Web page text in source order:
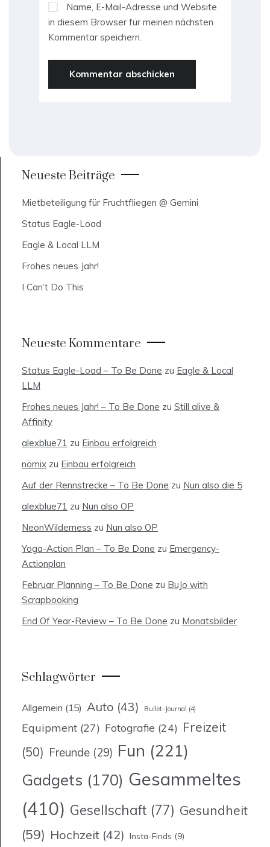
Name, E-Mail-Adresse und Website
in diesem Browser für meinen nächsten
Kommentar speichern.
Neueste Beiträge
Mietbeteiligung für Fruchtfliegen @ Gemini
Status Eagle-Load
Eagle & Local LLM
Frohes neues Jahr!
I Can’t Do This
Neueste Kommentare
Status Eagle-Load – To Be Done zu Eagle & Local
LLM
Frohes neues Jahr! – To Be Done zu Still alive &
Affinity
alexblue71 zu Einbau erfolgreich
nömix zu Einbau erfolgreich
Auf der Rennstrecke – To Be Done zu Nun also die 5
alexblue71 zu Nun also OP
NeonWilderness zu Nun also OP
Yoga-Action Plan – To Be Done zu Emergency-
Actionplan
Februar Planning – To Be Done zu BuJo with
Scrapbooking
End Of Year-Review – To Be Done zu Monatsbilder
Schlagwörter
Allgemein (15) Auto (43) Bullet-Journal (4)
Equipment (27) Fotografie (24) Freizeit
(50) Freunde (29) Fun (221)
Gadgets (170) Gesammeltes
(410) Gesellschaft (77) Gesundheit
(59) Hochzeit (42) Insta-Finds (9)